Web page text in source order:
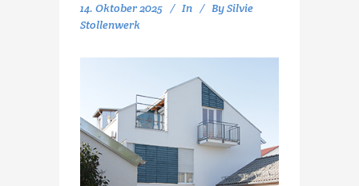
14. Oktober 2025 In BySilvie
Stollenwerk